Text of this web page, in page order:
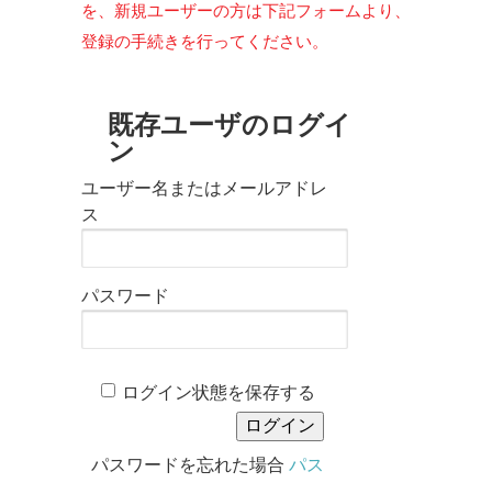
を、新規ユーザーの方は下記フォームより、
登録の手続きを行ってください。
既存ユーザのログイ
ン
ユーザー名またはメールアドレ
ス
パスワード
ログイン状態を保存する
パスワードを忘れた場合 パス